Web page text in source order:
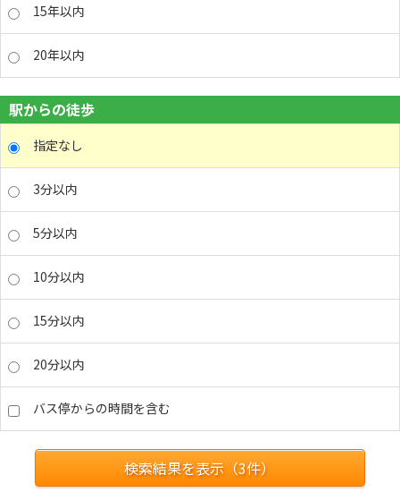
15年以内
20年以内
駅からの徒歩
指定なし
3分以内
5分以内
10分以内
15分以内
20分以内
バス停からの時間を含む
検索結果を表示（3件）